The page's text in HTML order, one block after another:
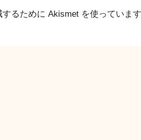
るために Akismet を使っています